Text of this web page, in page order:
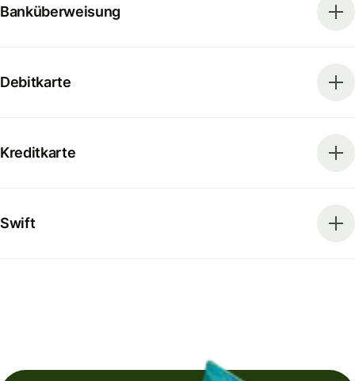
Banküberweisung
Debitkarte
Kreditkarte
Swift